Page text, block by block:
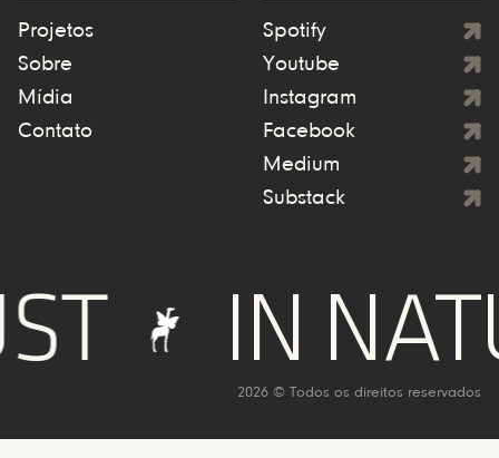
Projetos
Sobre
Mídia
Contato
Spotify
Youtube
Instagram
Facebook
Medium
Substack
IN
2026 © Todos os direitos reservados